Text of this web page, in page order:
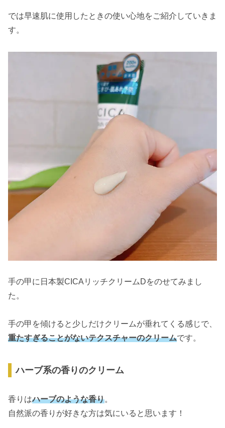
では早速肌に使用したときの使い心地をご紹介していきま
す。
手の甲に日本製CICAリッチクリームDをのせてみまし
た。
手の甲を傾けると少しだけクリームが垂れてくる感じで、
重たすぎることがないテクスチャーのクリームです。
ハーブ系の香りのクリーム
香りはハーブのような香り。
自然派の香りが好きな方は気にいると思います！